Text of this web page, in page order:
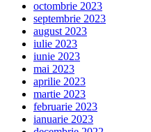
octombrie 2023
septembrie 2023
august 2023
iulie 2023
iunie 2023
mai 2023
aprilie 2023
martie 2023
februarie 2023
ianuarie 2023